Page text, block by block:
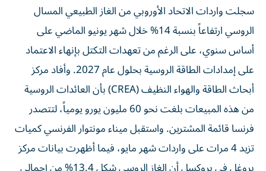
سجلت واردات الاتحاد الأوروبي من الغاز الطبيعي المسال
الروسي ارتفاعاً بنسبة 14% خلال شهر يونيو الماضي على
أساس سنوي، على الرغم من تعهدات التكتل بإنهاء الاعتماد
على إمدادات الطاقة الروسية بحلول عام 2027. وأفاد مركز
أبحاث الطاقة والهواء النظيف (CREA) بأن العائدات الروسية
من هذه المبيعات بلغت نحو 60 مليون يورو يومياً، لتتصدر
فرنسا قائمة المشترين. واستقبل ميناء مونتوار الفرنسي كميات
تزيد 4 مرات على واردات شهر مايو، فيما أظهرت بيانات مركز